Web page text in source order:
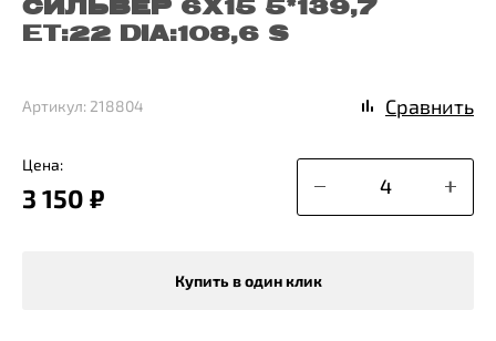
СИЛЬВЕР 6X15 5*139,7
ET:22 DIA:108,6 S
Цена:
3 150 ₽
Купить в один клик
Артикул: 218804 Сравнить